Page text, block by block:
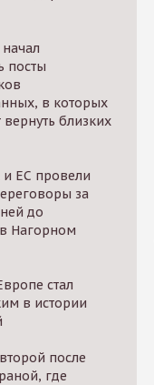
начал
посты
в которых
близких
ЕС провели
за
до
Нагорном
стал
в истории
после
где